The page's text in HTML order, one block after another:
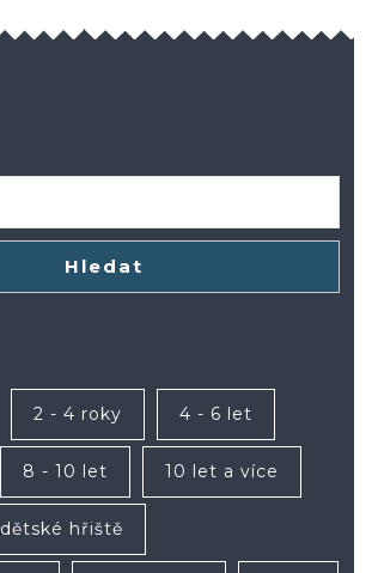
Hledat
2 - 4 roky 4 - 6 let
8 - 10 let 10 let a více
dětské hřiště